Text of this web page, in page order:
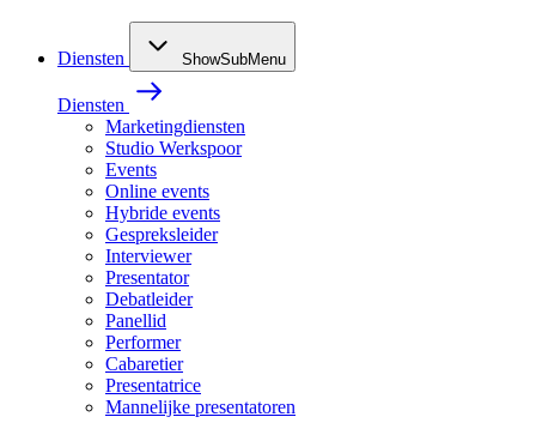
Diensten ShowSubMenu
Diensten
Marketingdiensten
Studio Werkspoor
Events
Online events
Hybride events
Gespreksleider
Interviewer
Presentator
Debatleider
Panellid
Performer
Cabaretier
Presentatrice
Mannelijke presentatoren